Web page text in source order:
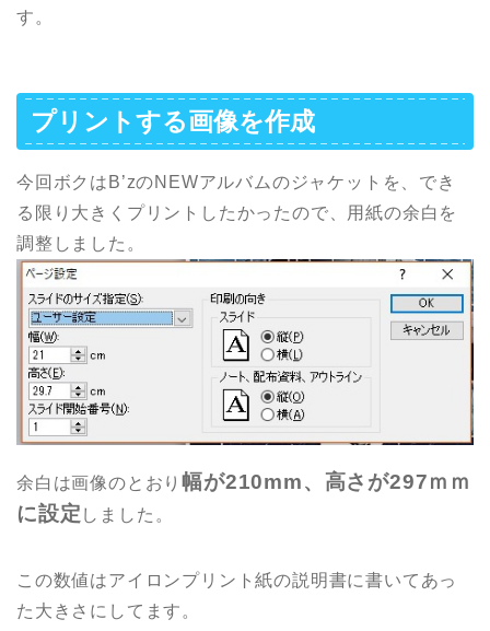
す。
プリントする画像を作成
今回ボクはB’zのNEWアルバムのジャケットを、でき
る限り大きくプリントしたかったので、用紙の余白を
調整しました。
余白は画像のとおり幅が210mm、高さが297ｍｍ
に設定 しました。
この数値はアイロンプリント紙の説明書に書いてあっ
た大きさにしてます。